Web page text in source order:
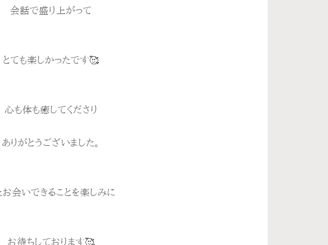
会話で盛り上がって
とても楽しかったです🥰
心も体も癒してくださり
ありがとうございました。
お会いできることを楽しみに
お待ちしております🥰